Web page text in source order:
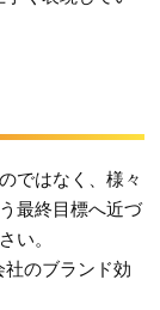
ではなく、様々
最終目標へ近づ
い。
のブランド効